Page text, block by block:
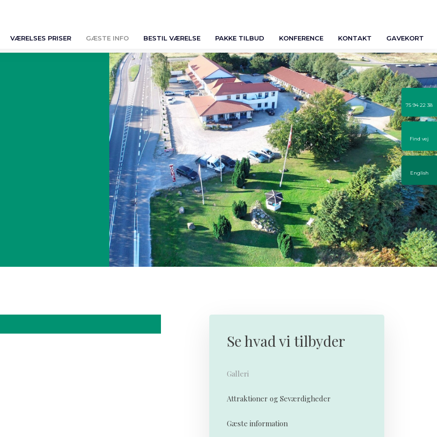
VÆRELSES PRISER GÆSTE INFO BESTIL VÆRELSE PAKKE TILBUD KONFERENCE KONTAKT GAVEKORT
75 94 22 38
Find vej
English
Se hvad vi tilbyder
Galleri
Attraktioner og Seværdigheder
Gæste information